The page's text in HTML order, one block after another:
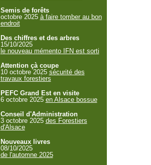
Semis de forêts
octobre 2025 à faire tomber au bon
endroit
Des chiffres et des arbres
15/10/2025
le nouveau mémento IFN est sorti
Attention çà coupe
10 octobre 2025 sécurité des
travaux forestiers
PEFC Grand Est en visite
6 octobre 2025 en Alsace bossue
Conseil d'Administration
3 octobre 2025 des Forestiers
d'Alsace
Nouveaux livres
08/10/2025
de l'automne 2025